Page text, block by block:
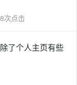
次点击
了个人主页有些